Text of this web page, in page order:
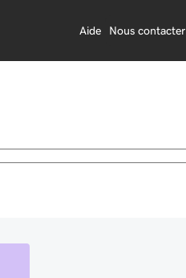
Aide Nous contacter